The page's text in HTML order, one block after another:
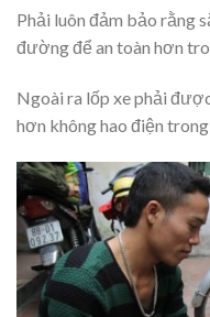
Phải luôn đảm bảo rằng
đường để an toàn hơn
Ngoài ra lốp xe phải
hơn không hao điện